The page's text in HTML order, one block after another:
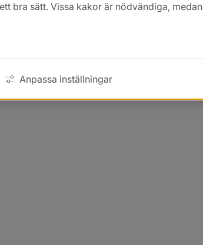
bra sätt. Vissa kakor är nödvändiga, medan
Anpassa inställningar